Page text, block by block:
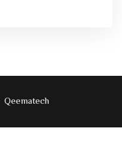
Qeematech